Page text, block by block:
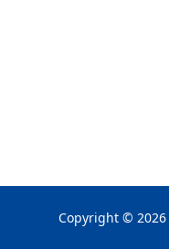
Copyright © 2026